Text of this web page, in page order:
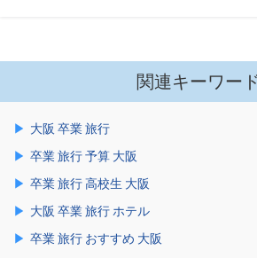
関連キーワー
大阪 卒業 旅行
卒業 旅行 予算 大阪
卒業 旅行 高校生 大阪
大阪 卒業 旅行 ホテル
卒業 旅行 おすすめ 大阪